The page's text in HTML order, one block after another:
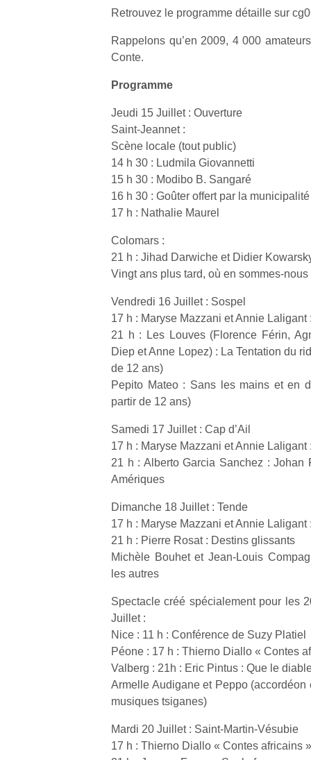
Retrouvez le programme détaille sur
Rappelons qu’en 2009, 4 000
Conte.
Programme
Jeudi 15 Juillet : Ouverture
Saint-Jeannet :
Scène locale (tout public)
14 h 30 : Ludmila Giovannetti
15 h 30 : Modibo B. Sangaré
16 h 30 : Goûter offert par la municipalité
17 h : Nathalie Maurel
Colomars :
21 h : Jihad Darwiche et Didier
Vingt ans plus tard, où en sommes-nous
Vendredi 16 Juillet : Sospel
17 h : Maryse Mazzani et Annie
21 h : Les Louves (Florence Férin,
Diep et Anne Lopez) : La Tentation du
de 12 ans)
Pepito Mateo : Sans les mains et en
partir de 12 ans)
Samedi 17 Juillet : Cap d’Ail
17 h : Maryse Mazzani et Annie
21 h : Alberto Garcia Sanchez : Johan
Amériques
Dimanche 18 Juillet : Tende
17 h : Maryse Mazzani et Annie
21 h : Pierre Rosat : Destins glissants
Michèle Bouhet et Jean-Louis
les autres
Spectacle créé spécialement pour les
Juillet :
Nice : 11 h : Conférence de Suzy Platiel
Péone : 17 h : Thierno Diallo « Contes
Valberg : 21h : Eric Pintus : Que le
Armelle Audigane et Peppo (accordéon
musiques tsiganes)
Mardi 20 Juillet : Saint-Martin-Vésubie
17 h : Thierno Diallo « Contes africains
une
mécanique
Beeper
Les
enfants
d’énergie.
occupations
n’est pas
toujours
divertissement,
physique
ou
apprentissage…
Des
pour les
Durant les
vacances
estivales
beaux
jours, c’est
l’occasion
rêvée
pour les